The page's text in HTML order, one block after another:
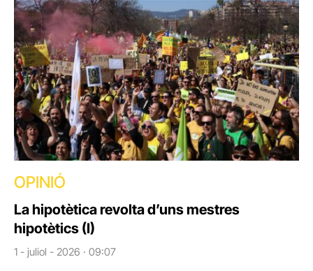
OPINIÓ
La hipotètica revolta d’uns mestres
hipotètics (I)
1 - juliol - 2026 · 09:07